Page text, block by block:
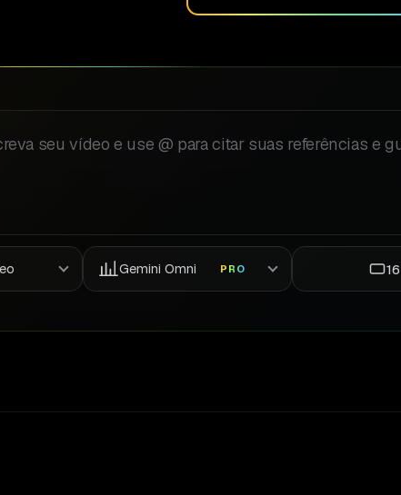
o vídeo que você deseja gerar
Gemini Omni PRO